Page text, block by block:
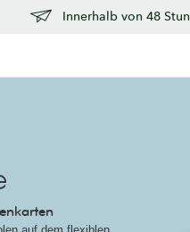
Innerhalb von 48